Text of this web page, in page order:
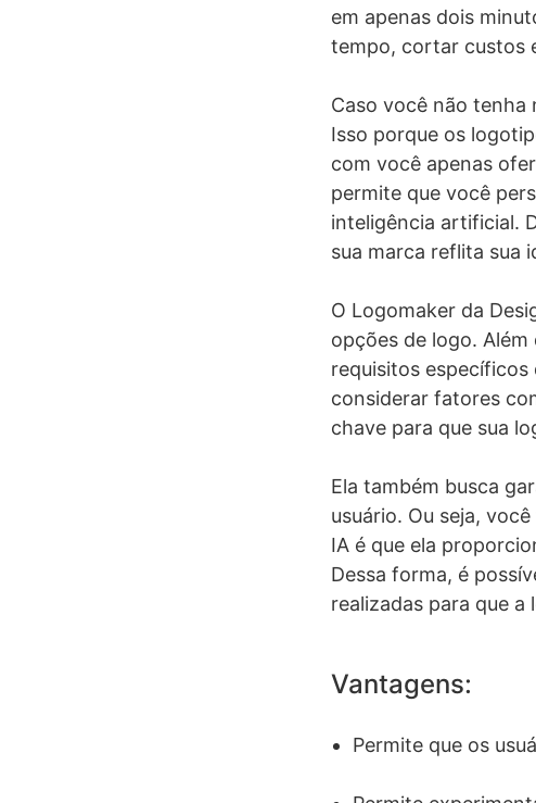
em apenas dois
tempo, cortar custos
Caso você não tenha
Isso porque os
com você apenas
permite que você
inteligência artificial.
sua marca reflita sua
O Logomaker da
opções de logo.
requisitos específicos
considerar fatores
chave para que sua
Ela também busca
usuário. Ou seja,
IA é que ela
Dessa forma, é
realizadas para que a
Vantagens:
Permite que os